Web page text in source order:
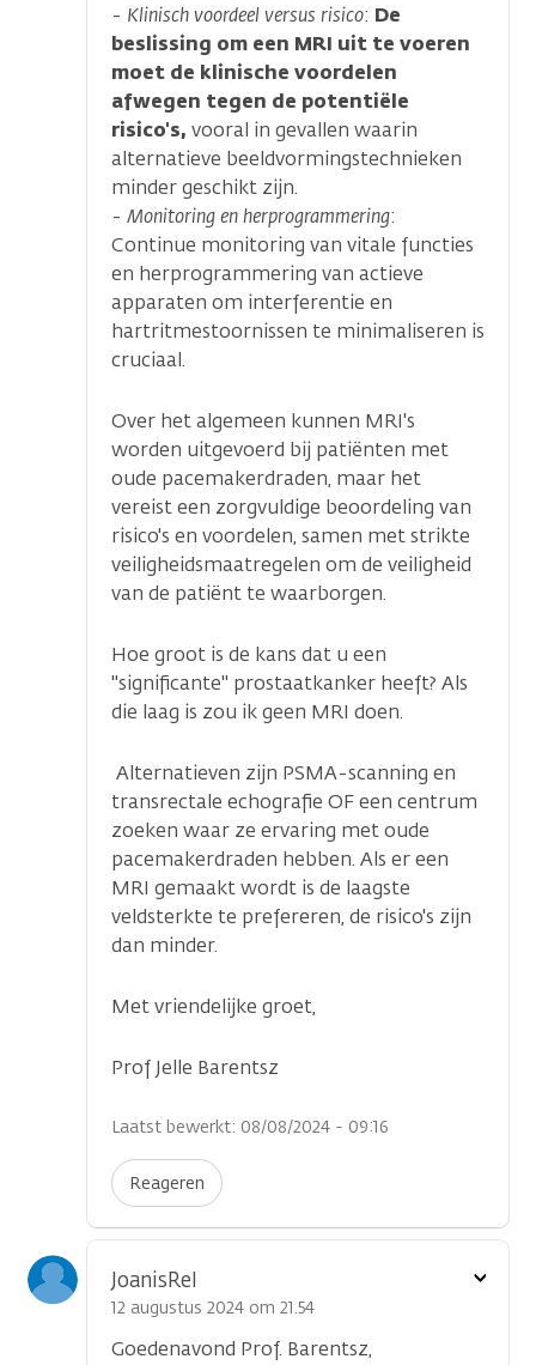
- Klinisch voordeel versus risico: De
beslissing om een MRI uit te voeren
moet de klinische voordelen
afwegen tegen de potentiële
risico's, vooral in gevallen waarin
alternatieve beeldvormingstechnieken
minder geschikt zijn.
- Monitoring en herprogrammering:
Continue monitoring van vitale functies
en herprogrammering van actieve
apparaten om interferentie en
hartritmestoornissen te minimaliseren is
cruciaal.
Over het algemeen kunnen MRI's
worden uitgevoerd bij patiënten met
oude pacemakerdraden, maar het
vereist een zorgvuldige beoordeling van
risico's en voordelen, samen met strikte
veiligheidsmaatregelen om de veiligheid
van de patiënt te waarborgen.
Hoe groot is de kans dat u een
"significante" prostaatkanker heeft? Als
die laag is zou ik geen MRI doen.
Alternatieven zijn PSMA-scanning en
transrectale echografie OF een centrum
zoeken waar ze ervaring met oude
pacemakerdraden hebben. Als er een
MRI gemaakt wordt is de laagste
veldsterkte te prefereren, de risico's zijn
dan minder.
Met vriendelijke groet,
Prof Jelle Barentsz
Laatst bewerkt: 08/08/2024 - 09:16
Reageren
JoanisRel
12 augustus 2024 om 21.54
Goedenavond Prof. Barentsz,
Toon